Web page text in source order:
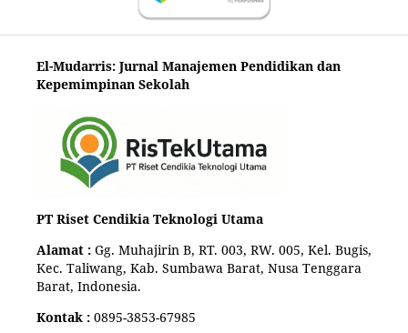
El-Mudarris: Jurnal Manajemen Pendidikan dan
Kepemimpinan Sekolah
PT Riset Cendikia Teknologi Utama
Alamat : Gg. Muhajirin B, RT. 003, RW. 005, Kel. Bugis,
Kec. Taliwang, Kab. Sumbawa Barat, Nusa Tenggara
Barat, Indonesia.
Kontak : 0895-3853-67985